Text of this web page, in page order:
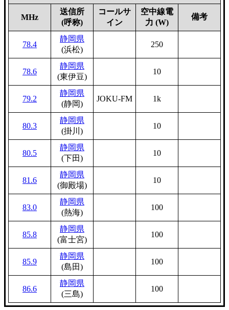
MHz
送信所
(呼称)
コールサ
イン
空中線電
力 (W)
備考
78.4
静岡県
(浜松)
250
78.6
静岡県
(東伊豆)
10
79.2
静岡県
(静岡)
JOKU-FM 1k
80.3
静岡県
(掛川)
10
80.5
静岡県
(下田)
10
81.6
静岡県
(御殿場)
10
83.0
静岡県
(熱海)
100
85.8
静岡県
(富士宮)
100
85.9
静岡県
(島田)
100
86.6
静岡県
(三島)
100